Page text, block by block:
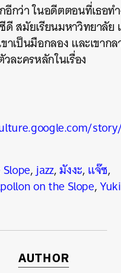
อีกว่า ในอดีตตอนที่เธอท
สมัยเรียนมหาวิทยาลัย
าเป็นมือกลอง และเขาก
ละครหลักในเรื่อง
,jazz,มังงะ,แจ๊ซ,
on the Slope,
AUTHOR